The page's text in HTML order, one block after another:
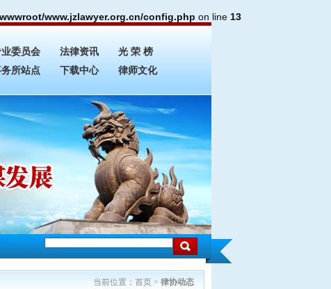
www.jzlawyer.org.cn/config.php on line 13
委员会 法律资讯
光 荣 榜
所站点 下载中心 律师文化
当前位置： 首页 > 律协动态